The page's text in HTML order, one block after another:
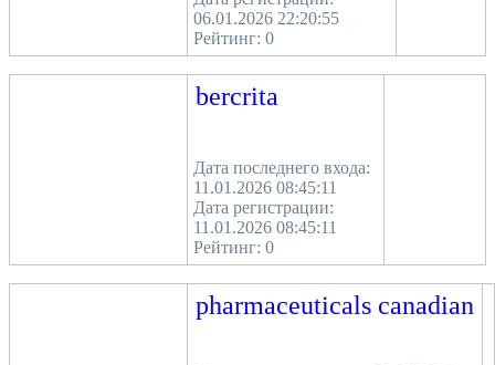
06.01.2026 22:20:55
Рейтинг: 0
bercrita
Дата последнего входа:
11.01.2026 08:45:11
Дата регистрации:
11.01.2026 08:45:11
Рейтинг: 0
pharmaceuticals canadian